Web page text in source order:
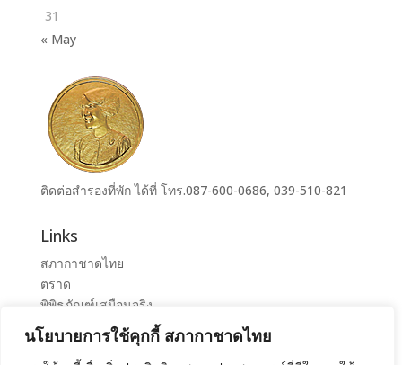
นโยบายการใช้คุกกี้ สภากาชาดไทย
31
« May
ติดต่อสำรองที่พัก ได้ที่ โทร.087-600-0686, 039-510-821
Links
สภากาชาดไทย
ตราด
พิพิธภัณฑ์เสมือนจริง
ระบบจองห้องศูนย์ราชการุณย์สภากาชาดไทย เขาล้าน
ศูนย์ราชการุณย์ สภากาชาดไทย เขาล้าน